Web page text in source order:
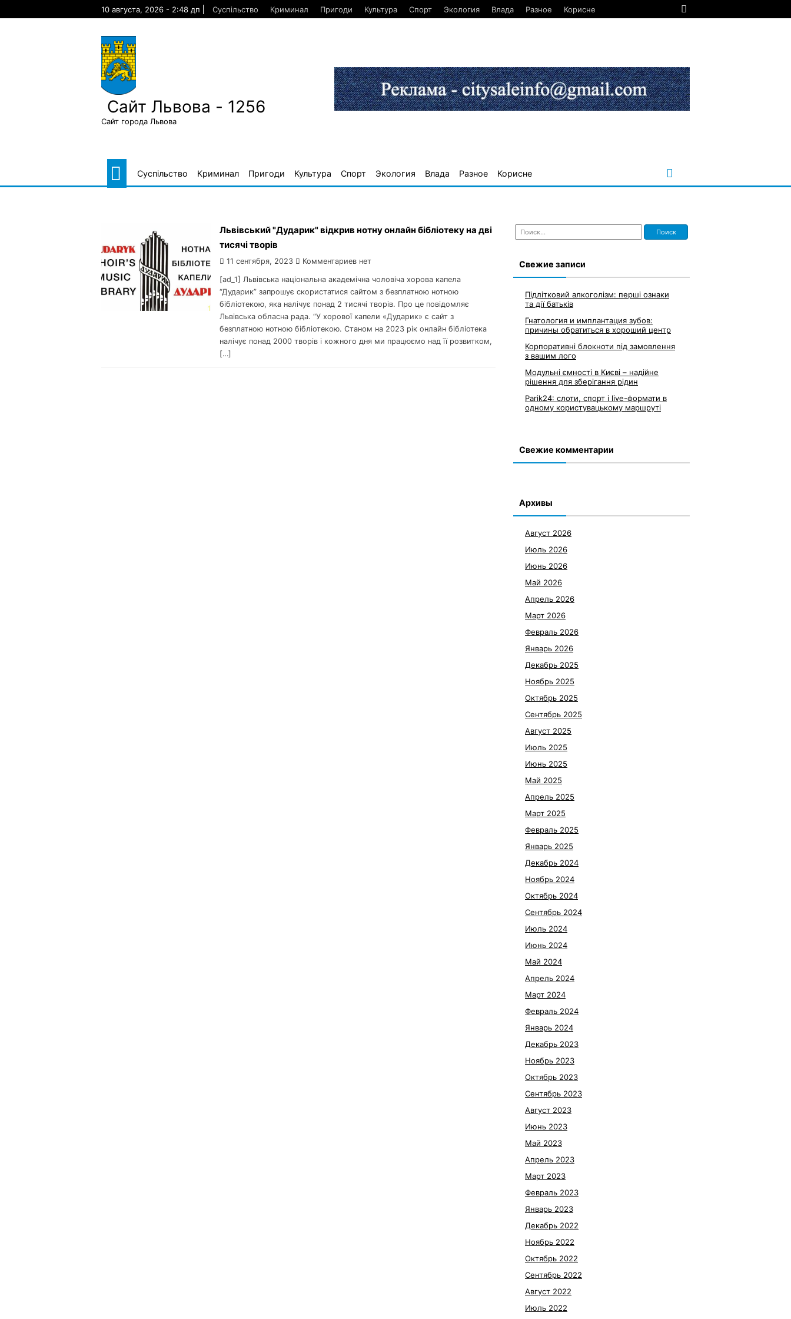
10 августа, 2026 - 2:48 дп Суспільство Криминал Пригоди Культура Спорт Экология Влада Разное Корисне
Сайт Львова - 1256
Сайт города Львова
Суспільство Криминал Пригоди Культура Спорт Экология Влада Разное Корисне
Львівський "Дударик" відкрив нотну онлайн бібліотеку на дві
тисячі творів
11 сентября, 2023 Комментариев нет
[ad_1] Львівська національна академічна чоловіча хорова капела
“Дударик” запрошує скористатися сайтом з безплатною нотною
бібліотекою, яка налічує понад 2 тисячі творів. Про це повідомляє
Львівська обласна рада. “У хорової капели «Дударик» є сайт з
безплатною нотною бібліотекою. Станом на 2023 рік онлайн бібліотека
налічує понад 2000 творів і кожного дня ми працюємо над її розвитком,
[…]
Найти:
Свежие записи
Підлітковий алкоголізм: перші ознаки
та дії батьків
Гнатология и имплантация зубов:
причины обратиться в хороший центр
Корпоративні блокноти під замовлення
з вашим лого
Модульні ємності в Києві – надійне
рішення для зберігання рідин
Parik24: слоти, спорт і live-формати в
одному користувацькому маршруті
Свежие комментарии
Архивы
Август 2026
Июль 2026
Июнь 2026
Май 2026
Апрель 2026
Март 2026
Февраль 2026
Январь 2026
Декабрь 2025
Ноябрь 2025
Октябрь 2025
Сентябрь 2025
Август 2025
Июль 2025
Июнь 2025
Май 2025
Апрель 2025
Март 2025
Февраль 2025
Январь 2025
Декабрь 2024
Ноябрь 2024
Октябрь 2024
Сентябрь 2024
Июль 2024
Июнь 2024
Май 2024
Апрель 2024
Март 2024
Февраль 2024
Январь 2024
Декабрь 2023
Ноябрь 2023
Октябрь 2023
Сентябрь 2023
Август 2023
Июнь 2023
Май 2023
Апрель 2023
Март 2023
Февраль 2023
Январь 2023
Декабрь 2022
Ноябрь 2022
Октябрь 2022
Сентябрь 2022
Август 2022
Июль 2022